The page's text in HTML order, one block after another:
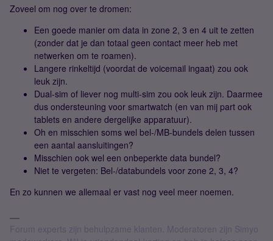
Zoveel om nog over te dromen:
Een goede manier om data in zone 2, 3 en 4 uit te zetten
(zonder dat je dan totaal geen contact meer heb met
netwerken om te roamen).
Langere rinkeltijd (voordat de voicemail ingaat) zou ook
leuk zijn.
Dual-sim of liever nog multi-sim zou ook leuk zijn. Daarmee
dus ondersteuning voor smartwatch (en van mij part ook
tablets en andere dergelijke apparatuur).
Oh en misschien soms wel bel-/MB-bundels delen tussen
een aantal aansluitingen?
Misschien ook wel een onbeperkte data bundel?
Niet te vergeten: Bel-/databundels voor zone 2, 3, 4?
En zo kunnen we allemaal er vast nog veel meer noemen.
Forum experts zijn behulpzame klanten. Moderatoren zijn Simyo